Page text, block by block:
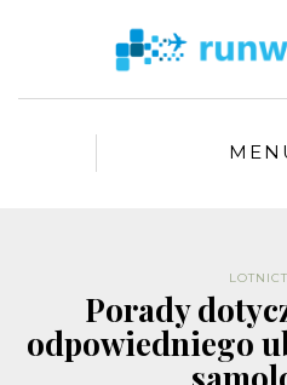
Porady
odpowiedniego